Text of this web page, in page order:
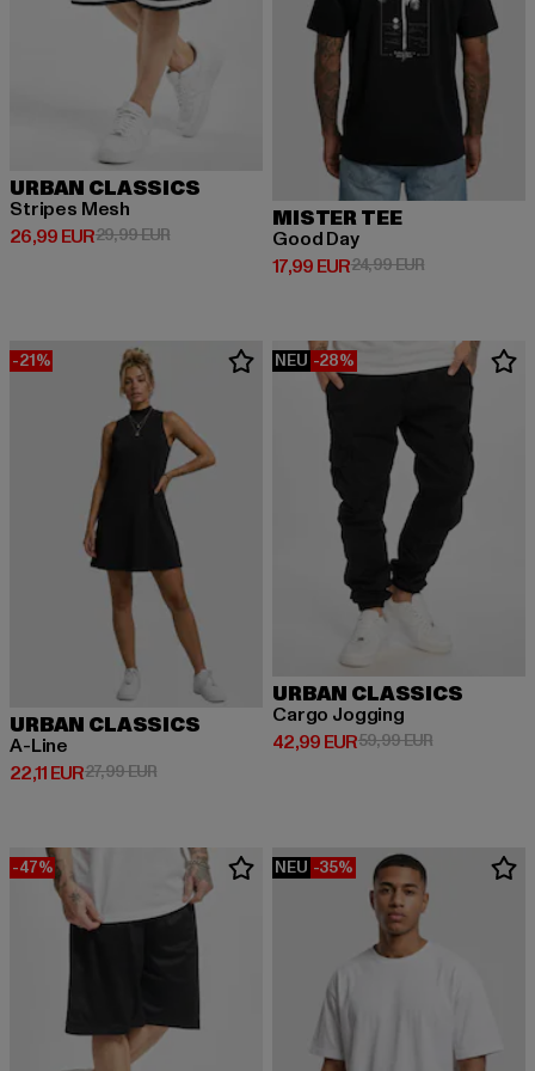
URBAN CLASSICS
Stripes Mesh
26,99 EUR
Derzeitiger Preis: 26,99 EUR
29,99 EURAktionspreis: 29,99 EUR
MISTER TEE
Good Day
17,99 EUR
Derzeitiger Preis: 17,99 EUR
24,99 EURAktionspreis:
-21%
URBAN CLASSICS
A-Line
22,11 EUR
Derzeitiger Preis: 22,11 EUR
27,99 EURAktionspreis: 27,99 EUR
NEU -28%
URBAN CLASSICS
Cargo Jogging
42,99 EUR
Derzeitiger Preis: 42,99 EUR
59,99 EURAktionspreis:
-47% NEU -35%